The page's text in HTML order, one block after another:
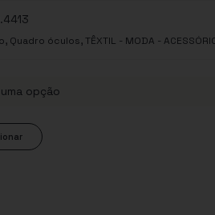
, Quadro óculos,TÊXTIL - MODA -